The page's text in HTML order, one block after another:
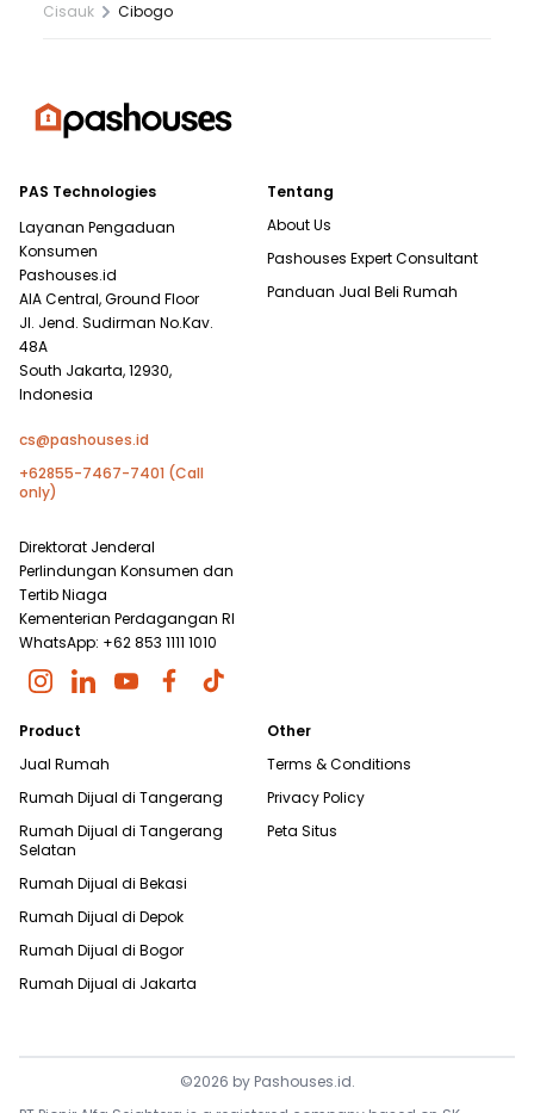
Cisauk
Cibogo
PAS Technologies
Layanan Pengaduan
Konsumen
Pashouses.id
AIA Central, Ground Floor
Jl. Jend. Sudirman No.Kav.
48A
South Jakarta, 12930,
Indonesia
cs@pashouses.id
+62855-7467-7401 (Call
only)
Direktorat Jenderal
Perlindungan Konsumen dan
Tertib Niaga
Kementerian Perdagangan RI
WhatsApp: +62 853 1111 1010
Tentang
About Us
Pashouses Expert Consultant
Panduan Jual Beli Rumah
Product
Jual Rumah
Rumah Dijual di Tangerang
Rumah Dijual di Tangerang
Selatan
Rumah Dijual di Bekasi
Rumah Dijual di Depok
Rumah Dijual di Bogor
Rumah Dijual di Jakarta
Other
Terms & Conditions
Privacy Policy
Peta Situs
©2026 by Pashouses.id.